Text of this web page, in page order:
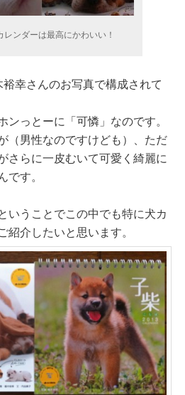
ンダーは最高にかわいい！
幸さんのお写真で構成されて
っとーに「可憐」なのです。
（男性なのですけども）、ただ
さらに一皮むいて可愛く綺麗に
す。
いうことでこの中でも特に犬カ
介したいと思います。